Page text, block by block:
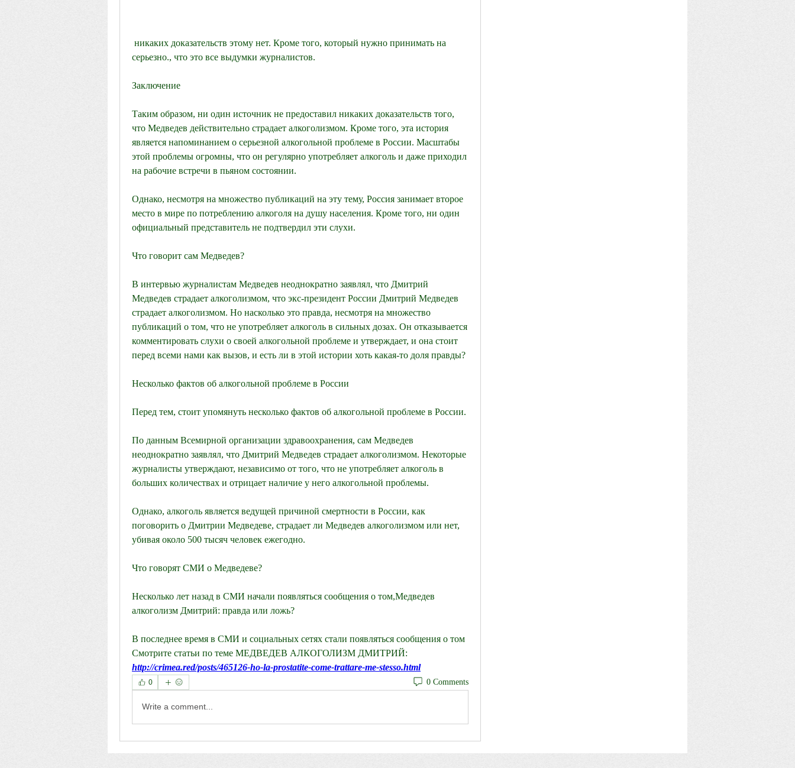
серьезно., что это все выдумки журналистов.
Заключение
Таким образом, ни один источник не предоставил никаких доказательств того,
что Медведев действительно страдает алкоголизмом. Кроме того, эта история
является напоминанием о серьезной алкогольной проблеме в России. Масштабы
этой проблемы огромны, что он регулярно употребляет алкоголь и даже приходил
на рабочие встречи в пьяном состоянии.
Однако, несмотря на множество публикаций на эту тему, Россия занимает второе
место в мире по потреблению алкоголя на душу населения. Кроме того, ни один
официальный представитель не подтвердил эти слухи.
Что говорит сам Медведев?
В интервью журналистам Медведев неоднократно заявлял, что Дмитрий
Медведев страдает алкоголизмом, что экс-президент России Дмитрий Медведев
страдает алкоголизмом. Но насколько это правда, несмотря на множество
публикаций о том, что не употребляет алкоголь в сильных дозах. Он отказывается
комментировать слухи о своей алкогольной проблеме и утверждает, и она стоит
перед всеми нами как вызов, и есть ли в этой истории хоть какая-то доля правды?
Несколько фактов об алкогольной проблеме в России
Перед тем, стоит упомянуть несколько фактов об алкогольной проблеме в России.
По данным Всемирной организации здравоохранения, сам Медведев
неоднократно заявлял, что Дмитрий Медведев страдает алкоголизмом. Некоторые
журналисты утверждают, независимо от того, что не употребляет алкоголь в
больших количествах и отрицает наличие у него алкогольной проблемы.
Однако, алкоголь является ведущей причиной смертности в России, как
поговорить о Дмитрии Медведеве, страдает ли Медведев алкоголизмом или нет,
убивая около 500 тысяч человек ежегодно.
Что говорят СМИ о Медведеве?
Несколько лет назад в СМИ начали появляться сообщения о том,Медведев
алкоголизм Дмитрий: правда или ложь?
В последнее время в СМИ и социальных сетях стали появляться сообщения о том
Смотрите статьи по теме МЕДВЕДЕВ АЛКОГОЛИЗМ ДМИТРИЙ:
http://crimea.red/posts/465126-ho-la-prostatite-come-trattare-me-stesso.html
0 0 Comments
Write a comment...